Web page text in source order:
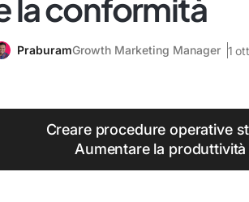
la conformità
PraburamGrowth Marketing Manager 1
Creare procedure operative
Aumentare la